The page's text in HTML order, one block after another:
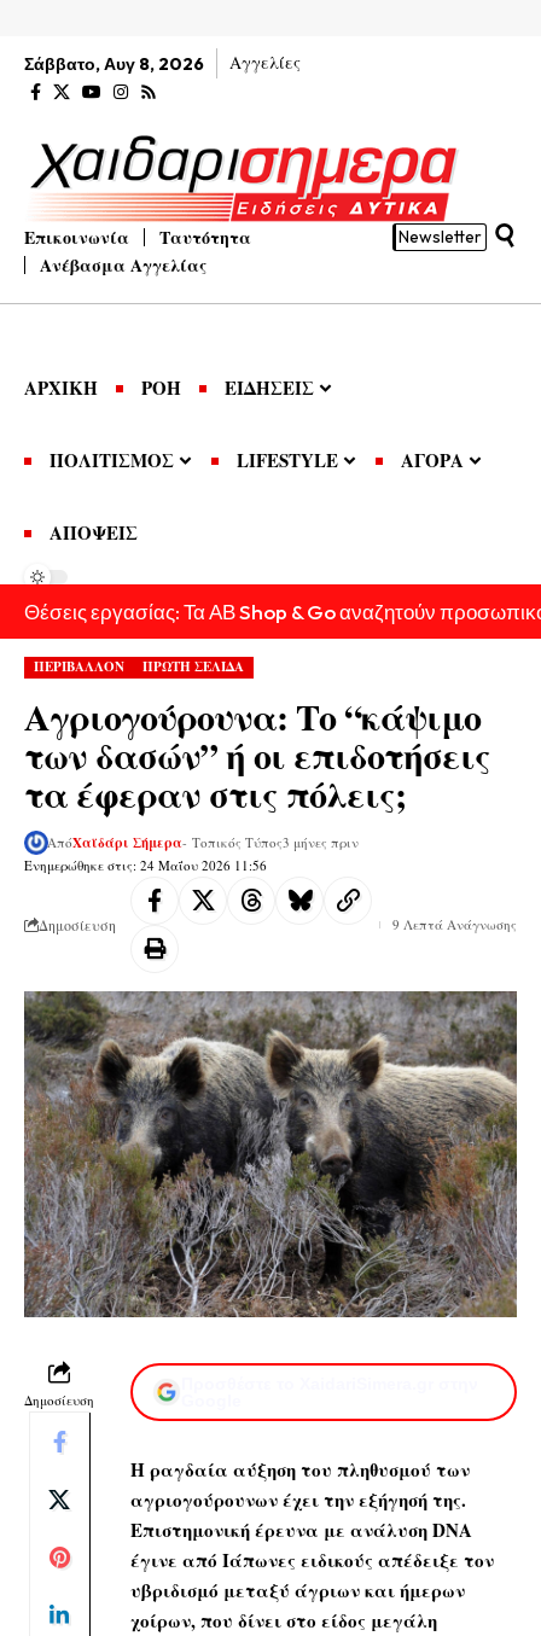
Σάββατο, Αυγ 8, 2026 Αγγελίες
Επικοινωνία
Ταυτότητα
Ανέβασμα Αγγελίας
Newsletter
ΑΡΧΙΚΗ ΡΟΗ ΕΙΔΗΣΕΙΣ
ΠΟΛΙΤΙΣΜΟΣ LIFESTYLE ΑΓΟΡΑ
ΑΠΟΨΕΙΣ
Θέσεις εργασίας: Τα ΑΒ Shop & Go αναζητούν
ΠΕΡΙΒΑΛΛΟΝ ΠΡΩΤΗ ΣΕΛΙΔΑ
Αγριογούρουνα: Το “κάψιμο
των δασών” ή οι επιδοτήσεις
τα έφεραν στις πόλεις;
Ενημερώθηκε στις: 24 Μαΐου 2026 11:56
ΑπόΧαϊδάρι Σήμερα- Τοπικός Τύπος3 μήνες πριν
Δημοσίευση 9 Λεπτά Ανάγνωσης
Δημοσίευση
Η ραγδαία αύξηση του πληθυσμού των
αγριογούρουνων έχει την εξήγησή της.
Επιστημονική έρευνα με ανάλυση DNA
έγινε από Ιάπωνες ειδικούς απέδειξε τον
υβριδισμό μεταξύ άγριων και ήμερων
χοίρων, που δίνει στο είδος μεγάλη